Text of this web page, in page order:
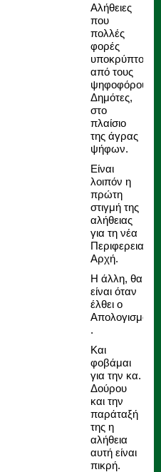
Αλήθειες
που
πολλές
φορές
από τους
ψηφοφόρους
Δημότες,
στο
πλαίσιο
της άγρας
ψήφων.
Είναι
λοιπόν η
πρώτη
στιγμή της
αλήθειας
για τη νέα
Περιφερειακή
Αρχή.
Η άλλη, θα
είναι όταν
έλθει ο
Απολογισμός
.
Και
φοβάμαι
για την κα.
Δούρου
και την
παράταξή
της η
αλήθεια
αυτή είναι
πικρή.